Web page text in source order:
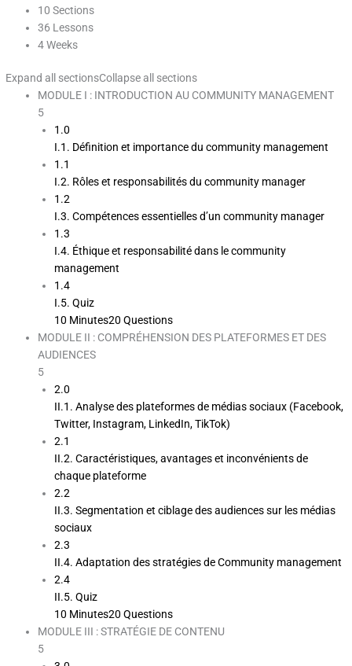
10 Sections
36 Lessons
4 Weeks
Expand all sectionsCollapse all sections
MODULE I : INTRODUCTION AU COMMUNITY MANAGEMENT
5
1.0
I.1. Définition et importance du community management
1.1
I.2. Rôles et responsabilités du community manager
1.2
I.3. Compétences essentielles d’un community manager
1.3
I.4. Éthique et responsabilité dans le community
management
1.4
I.5. Quiz
10 Minutes20 Questions
MODULE II : COMPRÉHENSION DES PLATEFORMES ET DES
AUDIENCES
5
2.0
II.1. Analyse des plateformes de médias sociaux (Facebook,
Twitter, Instagram, LinkedIn, TikTok)
2.1
II.2. Caractéristiques, avantages et inconvénients de
chaque plateforme
2.2
II.3. Segmentation et ciblage des audiences sur les médias
sociaux
2.3
II.4. Adaptation des stratégies de Community management
2.4
II.5. Quiz
10 Minutes20 Questions
MODULE III : STRATÉGIE DE CONTENU
5